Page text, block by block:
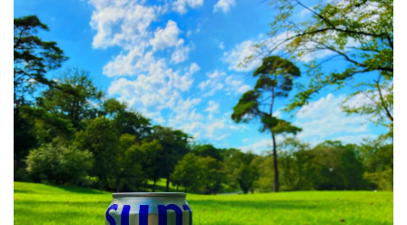
2024年7月
2024年6月
2024年5月
2024年4月
2024年3月